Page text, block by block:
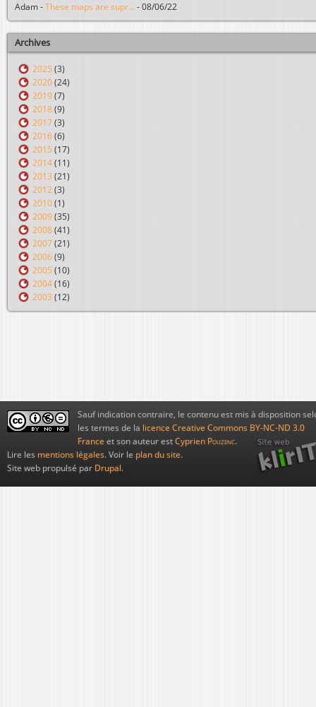
Adam - These maps are supr... - 08/06/22
Archives
2025 (3)
2020 (24)
2019 (7)
2018 (9)
2017 (3)
2016 (6)
2015 (17)
2014 (11)
2013 (21)
2012 (3)
2010 (1)
2009 (35)
2008 (41)
2007 (21)
2006 (9)
2005 (10)
2004 (16)
2003 (12)
Sauf indication contraire, le contenu est mis à disposition
les termes de la licence Creative Commons BY-NC-ND 3.0
France et son auteur est Cyprien Pouzenc.
Lire les mentions légales. Voir le plan du site.
Site web propulsé par Drupal.